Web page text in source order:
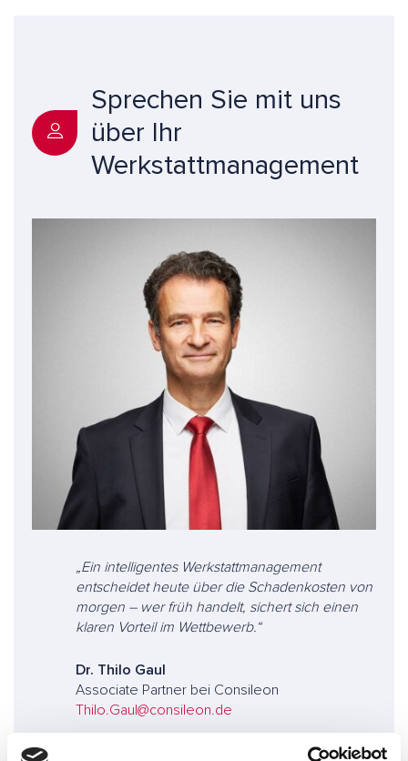
Sprechen Sie mit uns
über Ihr
Werkstattmanagement
„Ein intelligentes Werkstattmanagement
entscheidet heute über die Schadenkosten von
morgen – wer früh handelt, sichert sich einen
klaren Vorteil im Wettbewerb.“
Dr. Thilo Gaul
Associate Partner bei Consileon
Thilo.Gaul@consileon.de